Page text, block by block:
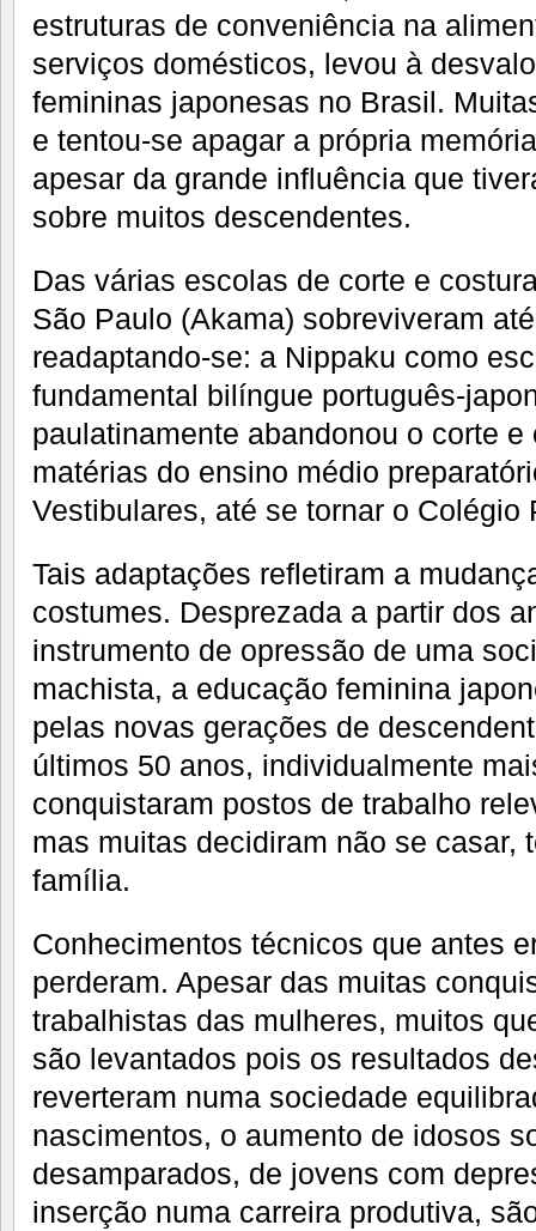
estruturas de conveniência na
serviços domésticos, levou à
femininas japonesas no Brasil.
e tentou-se apagar a própria
apesar da grande influência que
sobre muitos descendentes.
Das várias escolas de corte e
São Paulo (Akama) sobreviveram
readaptando-se: a Nippaku como
fundamental bilíngue português-
paulatinamente abandonou o corte
matérias do ensino médio
Vestibulares, até se tornar o Colégio
Tais adaptações refletiram a
costumes. Desprezada a partir dos
instrumento de opressão de uma
machista, a educação feminina
pelas novas gerações de
últimos 50 anos, individualmente
conquistaram postos de trabalho
mas muitas decidiram não se casar,
família.
Conhecimentos técnicos que antes
perderam. Apesar das muitas
trabalhistas das mulheres, muitos
são levantados pois os resultados
reverteram numa sociedade
nascimentos, o aumento de idosos
desamparados, de jovens com
inserção numa carreira produtiva,